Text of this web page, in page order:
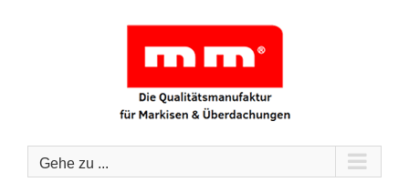
Gehe zu ...